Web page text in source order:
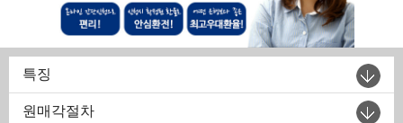
특징
원매각절차